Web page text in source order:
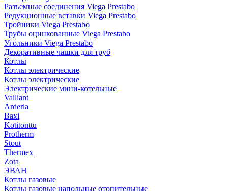
Разъемные соединения Viega Prestabo
Редукционные вставки Viega Prestabo
Тройники Viega Prestabo
Трубы оцинкованные Viega Prestabo
Угольники Viega Prestabo
Декоративные чашки для труб
Котлы
Котлы электрические
Котлы электрические
Электрические мини-котельные
Vaillant
Arderia
Baxi
Kotitonttu
Protherm
Stout
Thermex
Zota
ЭВАН
Котлы газовые
Котлы газовые напольные отопительные